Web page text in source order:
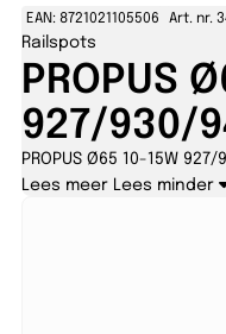
EAN: 8721021105506 Art. nr.
Railspots
PROPUS
927/930/
PROPUS Ø65 10-15W
Lees meer Lees minder